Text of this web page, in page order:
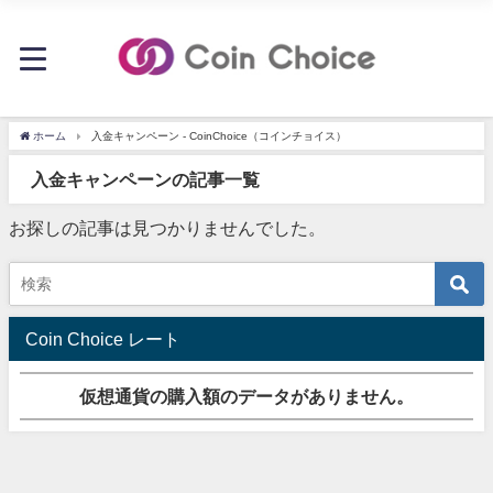
ホーム 入金キャンペーン - CoinChoice（コインチョイス）
入金キャンペーンの記事一覧
お探しの記事は見つかりませんでした。
Coin Choice レート
仮想通貨の購入額のデータがありません。